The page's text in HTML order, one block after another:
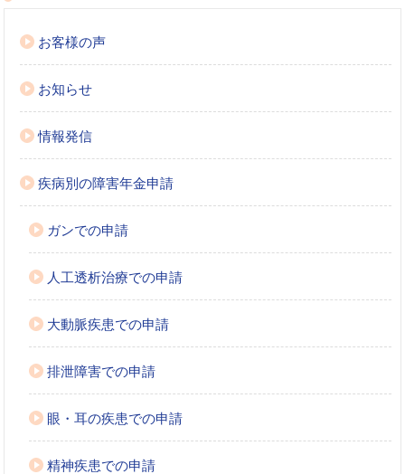
お客様の声
お知らせ
情報発信
疾病別の障害年金申請
ガンでの申請
人工透析治療での申請
大動脈疾患での申請
排泄障害での申請
眼・耳の疾患での申請
精神疾患での申請